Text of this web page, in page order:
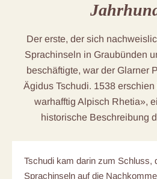
Der erste, der sich
Sprachinseln in Graubünden
beschäftigte, war der Glarner
Ägidus Tschudi. 1538
warhafftig Alpisch Rhetia»,
historische Beschreibung
Tschudi kam darin zum Schluss,
Sprachinseln auf die